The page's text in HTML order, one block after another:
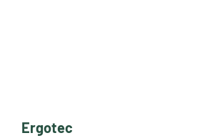
Ergotec